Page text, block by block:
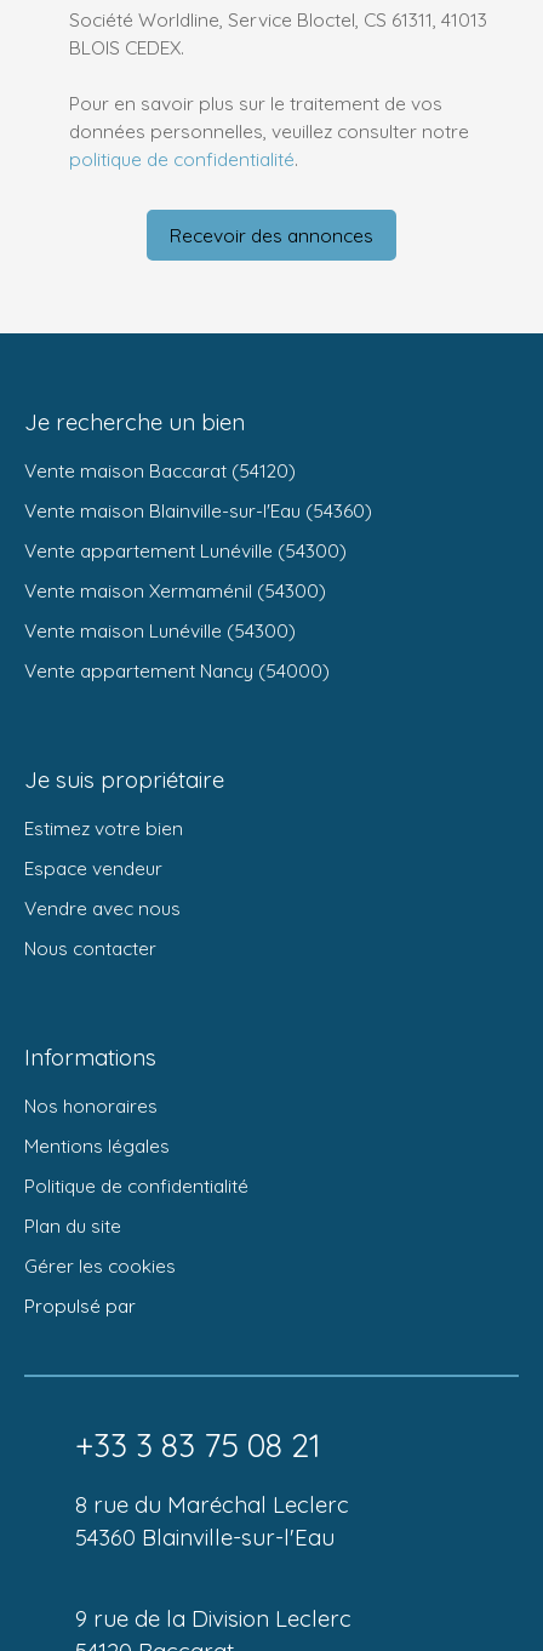
Société Worldline, Service Bloctel, CS 61311, 41013
BLOIS CEDEX.
Pour en savoir plus sur le traitement de vos
données personnelles, veuillez consulter notre
politique de confidentialité.
Recevoir des annonces
Je recherche un bien
Vente maison Baccarat (54120)
Vente maison Blainville-sur-l'Eau (54360)
Vente appartement Lunéville (54300)
Vente maison Xermaménil (54300)
Vente maison Lunéville (54300)
Vente appartement Nancy (54000)
Je suis propriétaire
Estimez votre bien
Espace vendeur
Vendre avec nous
Nous contacter
Informations
Nos honoraires
Mentions légales
Politique de confidentialité
Plan du site
Gérer les cookies
Propulsé par
+33 3 83 75 08 21
8 rue du Maréchal Leclerc
54360 Blainville-sur-l'Eau
9 rue de la Division Leclerc